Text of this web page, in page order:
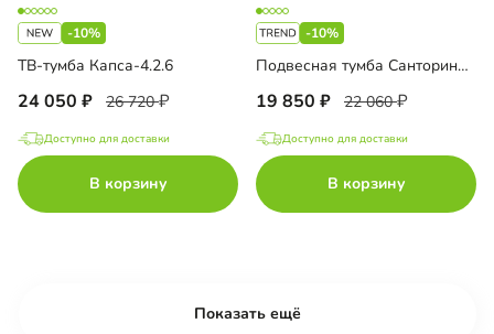
-10%
ТВ-тумба Капса-4.2.6
24 050 26 720
Доступно для доставки
В корзину
-10%
Подвесная тумба Санторини-3 Лайф
19 850 22 060
Доступно для доставки
В корзину
Показать ещё